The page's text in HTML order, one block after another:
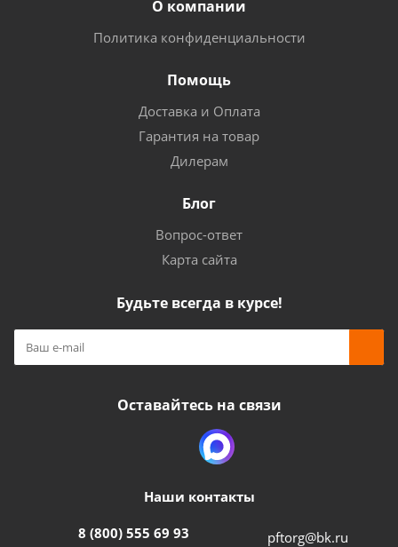
О компании
Политика конфиденциальности
Помощь
Доставка и Оплата
Гарантия на товар
Дилерам
Блог
Вопрос-ответ
Карта сайта
Будьте всегда в курсе!
Оставайтесь на связи
Наши контакты
8 (800) 555 69 93 pftorg@bk.ru